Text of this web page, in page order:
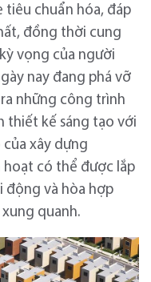
chuẩn hóa, đáp
đồng thời cung
vọng của người
nay đang phá vỡ
những công trình
thiết kế sáng tạo với
xây dựng
hoạt có thể được lắp
động và hòa hợp
quanh.